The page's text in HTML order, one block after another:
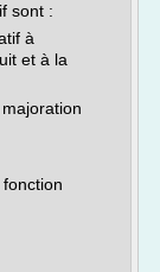
sont :
à
et à la